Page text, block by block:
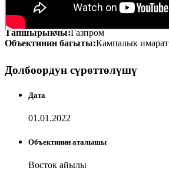
Тапшырыкчы:Газпром
Объектинин багыты:Кампалык имарат
Долбоордун сүрөттөлүшү
Дата
01.01.2022
Объектинин аталышы
Восток айылы